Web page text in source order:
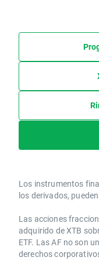
Los instrumentos
los derivados,
Las acciones
adquirido de XTB
ETF. Las AF no son
derechos